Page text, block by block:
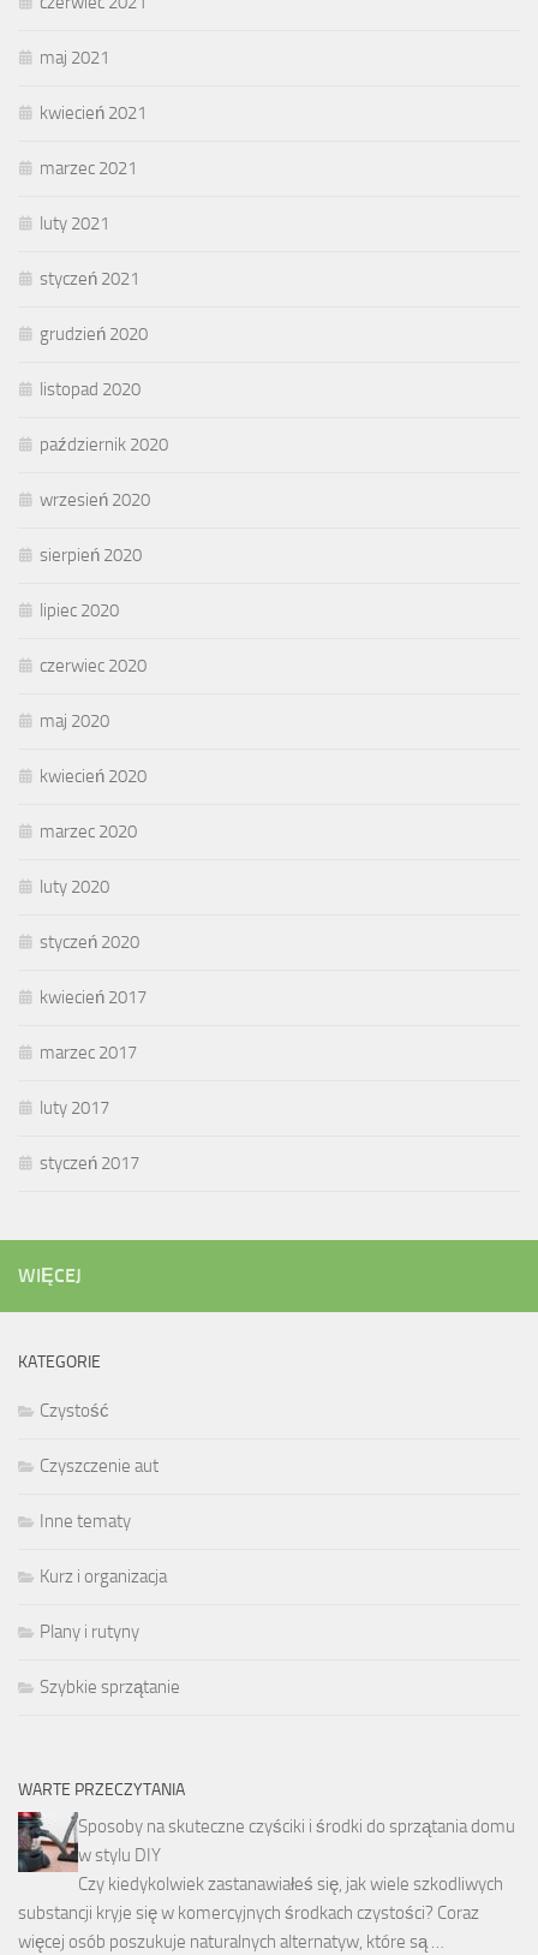
maj 2021
kwiecień 2021
marzec 2021
luty 2021
styczeń 2021
grudzień 2020
listopad 2020
październik 2020
wrzesień 2020
sierpień 2020
lipiec 2020
czerwiec 2020
maj 2020
kwiecień 2020
marzec 2020
luty 2020
styczeń 2020
kwiecień 2017
marzec 2017
luty 2017
styczeń 2017
WIĘCEJ
KATEGORIE
Czystość
Czyszczenie aut
Inne tematy
Kurz i organizacja
Plany i rutyny
Szybkie sprzątanie
WARTE PRZECZYTANIA
Sposoby na skuteczne czyściki i środki do sprzątania domu
w stylu DIY
Czy kiedykolwiek zastanawiałeś się, jak wiele szkodliwych
substancji kryje się w komercyjnych środkach czystości? Coraz
więcej osób poszukuje naturalnych alternatyw, które są …